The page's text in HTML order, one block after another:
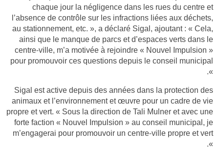
chaque jour la négligence dans les rues du centre et
l’absence de contrôle sur les infractions liées aux déchets,
au stationnement, etc. », a déclaré Sigal, ajoutant : « Cela,
ainsi que le manque de parcs et d’espaces verts dans le
centre-ville, m’a motivée à rejoindre « Nouvel Impulsion »
pour promouvoir ces questions depuis le conseil municipal
».
Sigal est active depuis des années dans la protection des
animaux et l’environnement et œuvre pour un cadre de vie
propre et vert. « Sous la direction de Tali Mulner et avec une
forte faction « Nouvel Impulsion » au conseil municipal, je
m’engagerai pour promouvoir un centre-ville propre et vert
».